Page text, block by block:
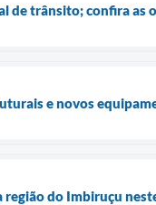
de trânsito; confira as
e novos
do Imbiruçu